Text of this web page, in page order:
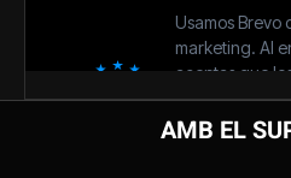
AMB EL